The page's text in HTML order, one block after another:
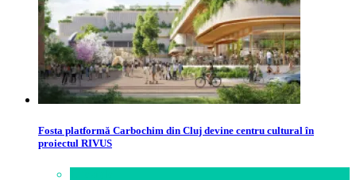
Fosta platformă Carbochim din Cluj devine centru cultural în
proiectul RIVUS